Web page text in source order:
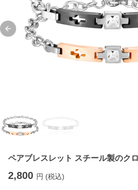
Previous slide
ペアブレスレット スチール製のク
2,800 円 (税込)